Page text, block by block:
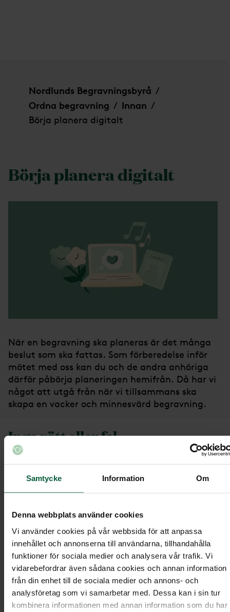
Samtycke Information Om
Denna webbplats använder cookies
Vi använder cookies på vår webbsida för att anpassa
innehållet och annonserna till användarna, tillhandahålla
funktioner för sociala medier och analysera vår trafik. Vi
vidarebefordrar även sådana cookies och annan information
från din enhet till de sociala medier och annons- och
analysföretag som vi samarbetar med. Dessa kan i sin tur
kombinera informationen med annan information som du har
Nordlunds Begravningsbyrå /
Ordna begravning / Innan /
Börja planera digitalt
Börja planera digitalt
När en begravning ska planeras är det många
beslut som ska fattas. Som förberedelse inför
mötet med oss kan du och de andra anhöriga
därför påbörja planeringen hemifrån. Då har vi
något att utgå från när vi tillsammans ska
skapa en vacker och minnesvärd begravning.
Inga rätt eller fel
Det finns inga rätt eller fel när man planerar en
begravning. Och när planeringen av ceremonin
göras behöver du inte ha svar på alla frågor. Vissa
är lättare att ta.
Påbörja planeringen av
begravningen hemifrån
Vid planeringen av en begravning vill man ofta få